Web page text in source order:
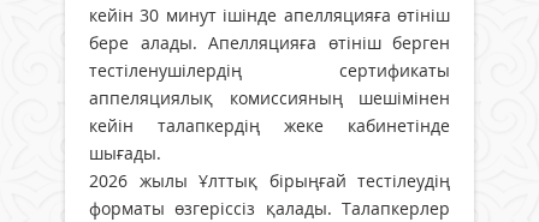
кейін 30 минут ішінде апелляцияға өтініш
бере алады. Апелляцияға өтініш берген
тестіленушілердің сертификаты
аппеляциялық комиссияның шешімінен
кейін талапкердің жеке кабинетінде
шығады.
2026 жылы Ұлттық бірыңғай тестілеудің
форматы өзгеріссіз қалады. Талапкерлер